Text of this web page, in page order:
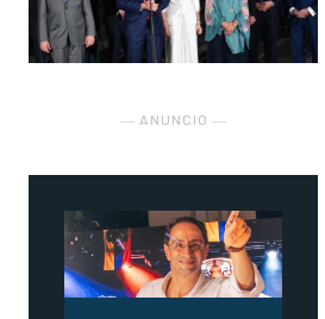
― ANUNCIO ―